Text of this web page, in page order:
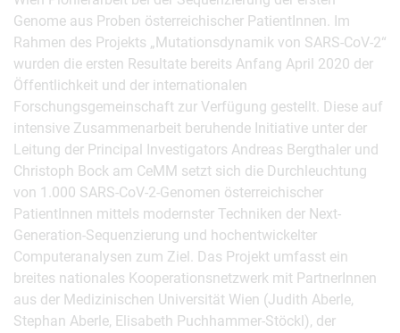
Genome aus Proben österreichischer PatientInnen. Im
Rahmen des Projekts „Mutationsdynamik von SARS-CoV-2“
wurden die ersten Resultate bereits Anfang April 2020 der
Öffentlichkeit und der internationalen
Forschungsgemeinschaft zur Verfügung gestellt. Diese auf
intensive Zusammenarbeit beruhende Initiative unter der
Leitung der Principal Investigators Andreas Bergthaler und
Christoph Bock am CeMM setzt sich die Durchleuchtung
von 1.000 SARS-CoV-2-Genomen österreichischer
PatientInnen mittels modernster Techniken der Next-
Generation-Sequenzierung und hochentwickelter
Computeranalysen zum Ziel. Das Projekt umfasst ein
breites nationales Kooperationsnetzwerk mit PartnerInnen
aus der Medizinischen Universität Wien (Judith Aberle,
Stephan Aberle, Elisabeth Puchhammer-Stöckl), der